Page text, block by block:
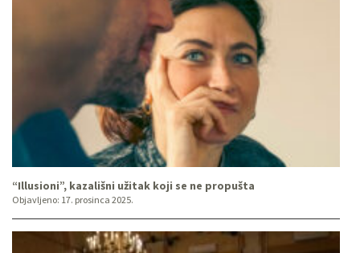
“Illusioni”, kazališni užitak koji se ne propušta
Objavljeno: 17. prosinca 2025.